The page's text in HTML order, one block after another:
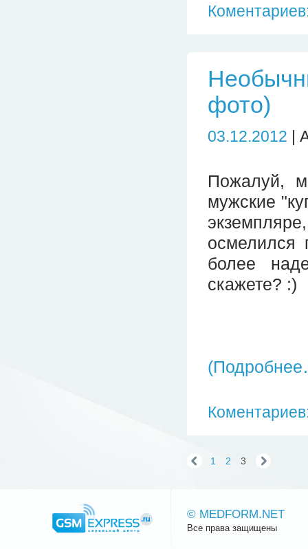
фото)
03.12.2012 |
Пожалуй,
мужские
осмелился
более
скажете? :)
1 2 3
© MEDFORM.NET
Все права защищены